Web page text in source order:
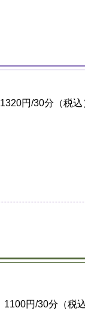
1320円/30分（税込
​1100円/30分（税込